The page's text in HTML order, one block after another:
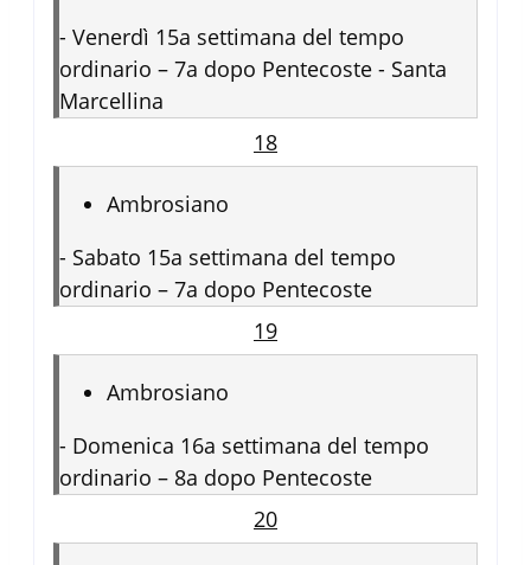
- Venerdì 15a settimana del tempo
ordinario – 7a dopo Pentecoste - Santa
Marcellina
18
Ambrosiano
- Sabato 15a settimana del tempo
ordinario – 7a dopo Pentecoste
19
Ambrosiano
- Domenica 16a settimana del tempo
ordinario – 8a dopo Pentecoste
20